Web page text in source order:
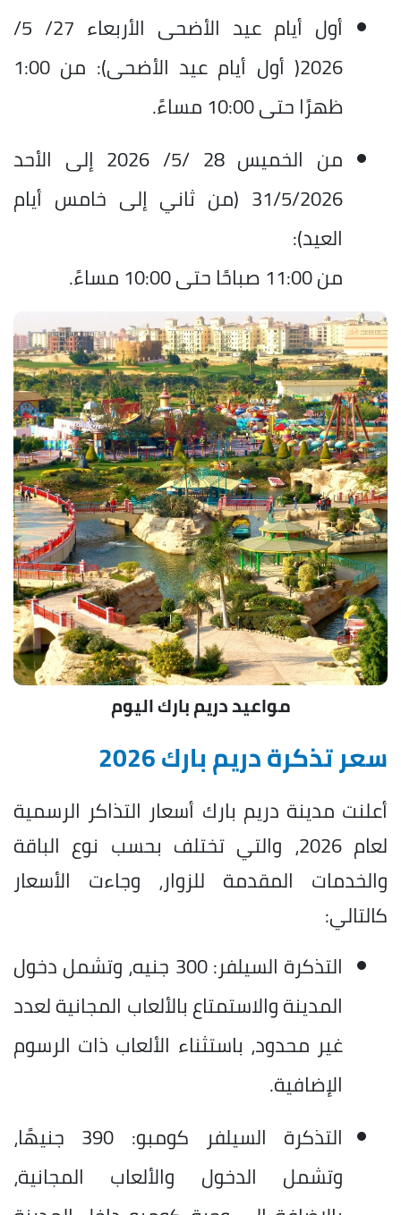
أول أيام عيد الأضحى الأربعاء 27/ 5/
2026( أول أيام عيد الأضحى): من 1:00
ظهرًا حتى 10:00 مساءً.
من الخميس 28 /5/ 2026 إلى الأحد
31/5/2026 (من ثاني إلى خامس أيام
العيد):
من 11:00 صباحًا حتى 10:00 مساءً.
مواعيد دريم بارك اليوم
سعر تذكرة دريم بارك 2026
أعلنت مدينة دريم بارك أسعار التذاكر الرسمية
لعام 2026، والتي تختلف بحسب نوع الباقة
والخدمات المقدمة للزوار، وجاءت الأسعار
كالتالي:
التذكرة السيلفر: 300 جنيه، وتشمل دخول
المدينة والاستمتاع بالألعاب المجانية لعدد
غير محدود، باستثناء الألعاب ذات الرسوم
الإضافية.
التذكرة السيلفر كومبو: 390 جنيهًا،
وتشمل الدخول والألعاب المجانية،